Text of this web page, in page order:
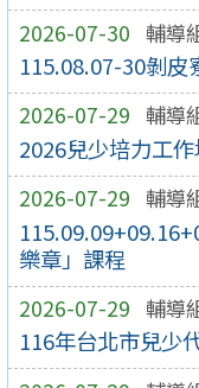
2026-07-30 輔導
115.08.07-30剝皮
2026-07-29 輔導
2026兒少培力工
2026-07-29 輔導
樂章」課程
2026-07-29 輔導
116年台北市兒少